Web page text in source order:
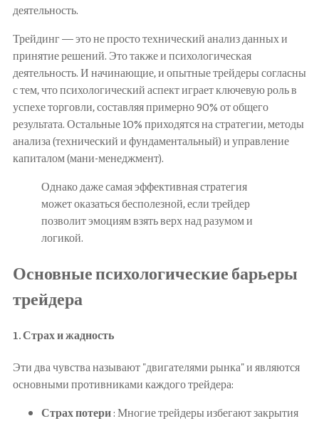
деятельность.
Трейдинг — это не просто технический анализ данных и
принятие решений. Это также и психологическая
деятельность. И начинающие, и опытные трейдеры согласны
с тем, что психологический аспект играет ключевую роль в
успехе торговли, составляя примерно 90% от общего
результата. Остальные 10% приходятся на стратегии, методы
анализа (технический и фундаментальный) и управление
капиталом (мани-менеджмент).
Однако даже самая эффективная стратегия
может оказаться бесполезной, если трейдер
позволит эмоциям взять верх над разумом и
логикой.
Основные психологические барьеры
трейдера
1.Страх и жадность
Эти два чувства называют "двигателями рынка" и являются
основными противниками каждого трейдера:
Страх потери: Многие трейдеры избегают закрытия